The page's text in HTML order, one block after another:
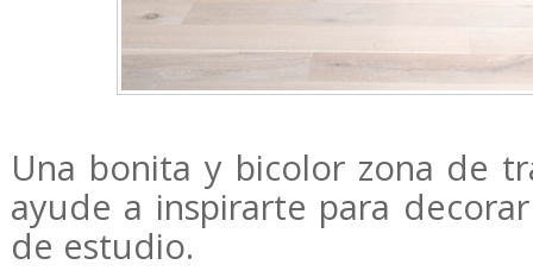
Una bonita y bicolor zona de
ayude a inspirarte para
de estudio.